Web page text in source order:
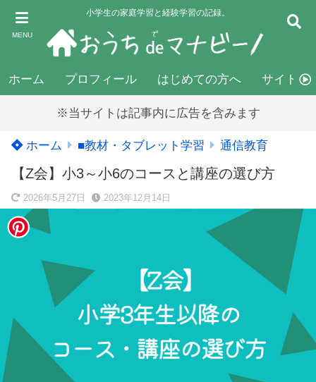
MENU
小学生の家庭学習と経験学習の記録。
ホーム プロフィール はじめての方へ サイトマ
※当サイトは記事内に広告を含みます
ホーム ■教材・タブレット学習 通信教育
【Z会】小3～小6のコースと講座の選び方
2026年5月27日 2023年12月14日